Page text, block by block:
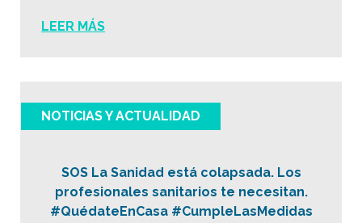
LEER MÁS
NOTICIAS Y ACTUALIDAD
SOS La Sanidad está colapsada. Los
profesionales sanitarios te necesitan.
#QuédateEnCasa #CumpleLasMedidas